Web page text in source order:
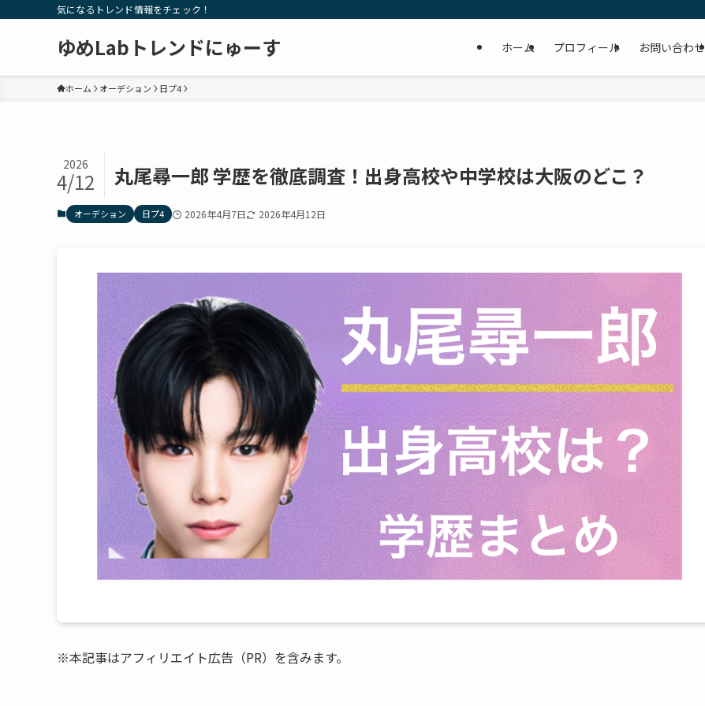
気になるトレンド情報をチェック！
ゆめLabトレンドにゅーす ホーム プロフィール お問い合わせ
ホーム オーデション 日プ4
丸尾尋一郎 学歴を徹底調査！出身高校や中学校は大阪のどこ？
2026
4/12
オーデション 日プ4 2026年4月7日 2026年4月12日
※本記事はアフィリエイト広告（PR）を含みます。